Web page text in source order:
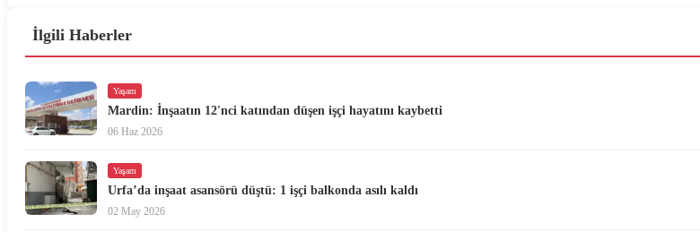
İlgili Haberler
Yaşam
Mardin: İnşaatın 12'nci katından düşen işçi hayatını kaybetti
06 Haz 2026
Yaşam
Urfa’da inşaat asansörü düştü: 1 işçi balkonda asılı kaldı
02 May 2026